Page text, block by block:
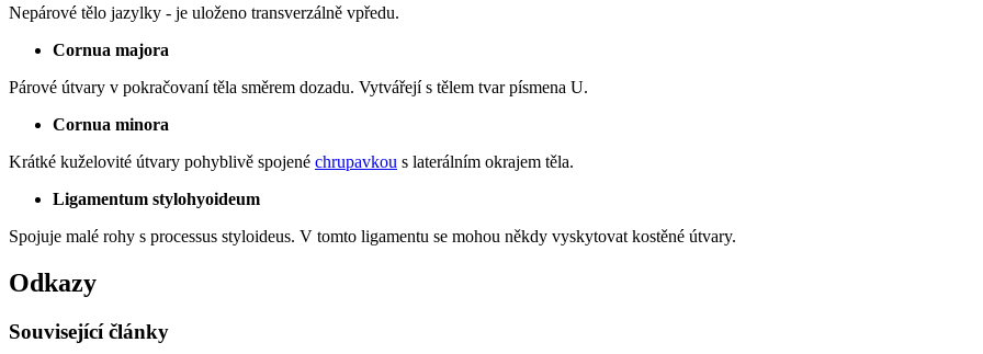
Nepárové tělo jazylky - je uloženo transverzálně vpředu.
Cornua majora
Párové útvary v pokračovaní těla směrem dozadu. Vytvářejí s tělem tvar písmena U.
Cornua minora
Krátké kuželovité útvary pohyblivě spojené chrupavkou s laterálním okrajem těla.
Ligamentum stylohyoideum
Spojuje malé rohy s processus styloideus. V tomto ligamentu se mohou někdy vyskytovat kostěné útvary.
Odkazy
Související články